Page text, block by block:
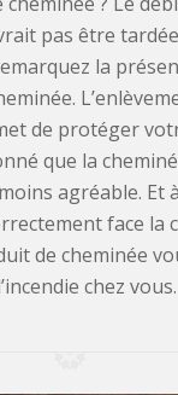
pas être
la
de protéger
que la
agréable. Et
face la
de cheminée
chez vous.